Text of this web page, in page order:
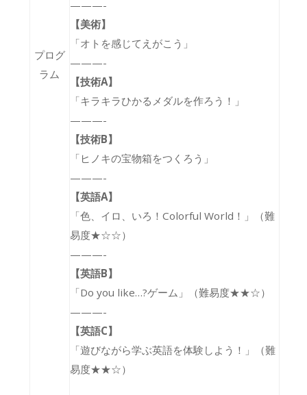
プログ
ラム
———-
【美術】
「オトを感じてえがこう 」
———-
【技術A】
「キラキラひかるメダルを作ろう！」
———-
【技術B】
「ヒノキの宝物箱をつくろう」
———-
【英語A】
「色、イロ、いろ！Colorful World！ 」（難
易度★☆☆）
———-
【英語B】
「Do you like…?ゲーム」（難易度★★☆）
———-
【英語C】
「遊びながら学ぶ英語を体験しよう！ 」（難
易度★★☆）